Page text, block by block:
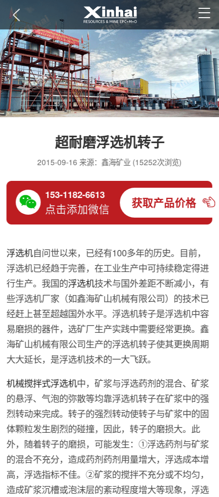
超耐磨浮选机转子
2015-09-16 来源：鑫海矿业 (15252次浏览)
153-1182-6613
点击添加微信 获取产品价格
浮选机自问世以来，已经有100多年的历史。目前，
浮选机已经趋于完善，在工业生产中可持续稳定得进
行生产。我国的浮选机技术与国外差距不断减小，有
些浮选机厂家（如鑫海矿山机械有限公司）的技术已
经赶上甚至超越国外水平。浮选机转子是浮选机中容
易磨损的器件，选矿厂生产实践中需要经常更换。鑫
海矿山机械有限公司生产的浮选机转子使其更换周期
大大延长，是浮选机技术的一大飞跃。
机械搅拌式浮选机中，矿浆与浮选药剂的混合、矿浆
的悬浮、气泡的弥散等均靠浮选机转子在矿浆中的强
烈转动来完成。转子的强烈转动使转子与矿浆中的固
体颗粒发生剧烈的碰撞，因此，转子的磨损大。此
外，随着转子的磨损，可能发生：①浮选药剂与矿浆
的混合不充分，造成药剂药剂用量增大，浮选成本增
高，浮选指标不佳。②矿浆的搅拌不充分或不均匀，
造成矿浆沉槽或泡沫层的紊动程度增大等现象，浮选